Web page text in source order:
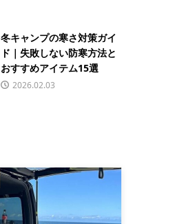
冬キャンプの寒さ対策ガイ
ド｜失敗しない防寒方法と
おすすめアイテム15選
2026.02.03